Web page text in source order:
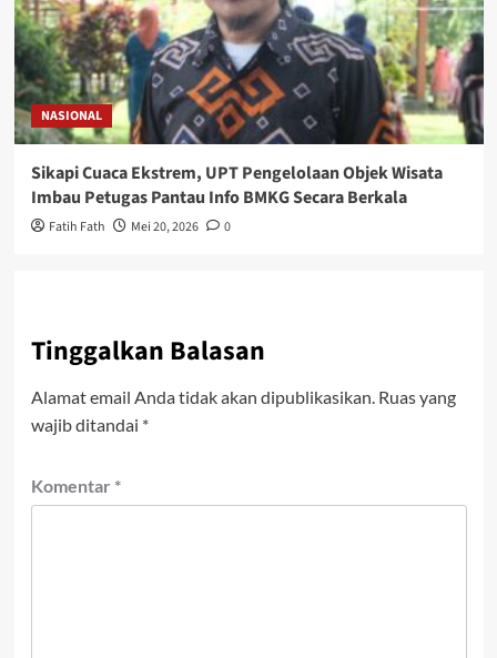
NASIONAL
Sikapi Cuaca Ekstrem, UPT Pengelolaan Objek Wisata
Imbau Petugas Pantau Info BMKG Secara Berkala
Fatih Fath Mei 20, 2026 0
Tinggalkan Balasan
Alamat email Anda tidak akan dipublikasikan. Ruas yang
wajib ditandai *
Komentar *